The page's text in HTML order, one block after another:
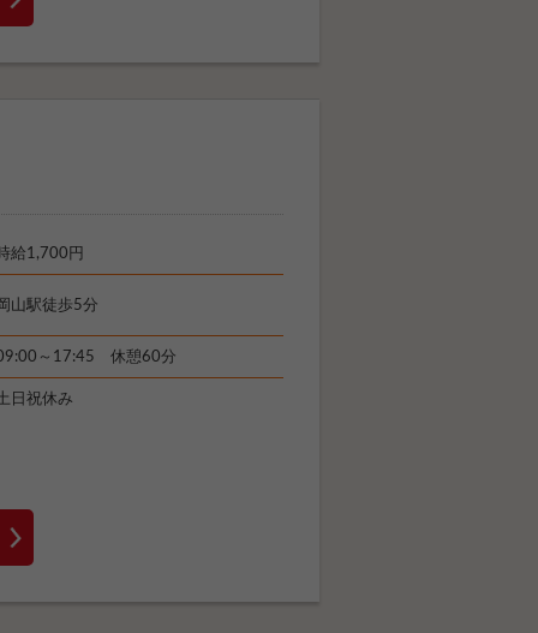
給1,700円
山駅徒歩5分
～17:45 休憩60分
日祝休み